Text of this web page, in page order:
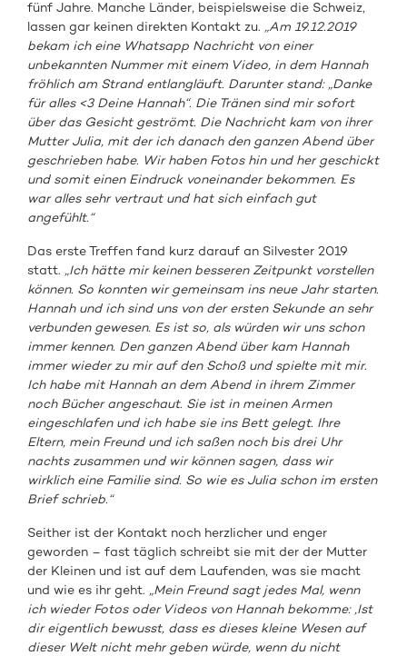
fünf Jahre. Manche Länder, beispielsweise die Schweiz,
lassen gar keinen direkten Kontakt zu. „Am 19.12.2019
bekam ich eine Whatsapp Nachricht von einer
unbekannten Nummer mit einem Video, in dem Hannah
fröhlich am Strand entlangläuft. Darunter stand: „Danke
für alles <3 Deine Hannah“. Die Tränen sind mir sofort
über das Gesicht geströmt. Die Nachricht kam von ihrer
Mutter Julia, mit der ich danach den ganzen Abend über
geschrieben habe. Wir haben Fotos hin und her geschickt
und somit einen Eindruck voneinander bekommen. Es
war alles sehr vertraut und hat sich einfach gut
angefühlt.“
Das erste Treffen fand kurz darauf an Silvester 2019
statt. „Ich hätte mir keinen besseren Zeitpunkt vorstellen
können. So konnten wir gemeinsam ins neue Jahr starten.
Hannah und ich sind uns von der ersten Sekunde an sehr
verbunden gewesen. Es ist so, als würden wir uns schon
immer kennen. Den ganzen Abend über kam Hannah
immer wieder zu mir auf den Schoß und spielte mit mir.
Ich habe mit Hannah an dem Abend in ihrem Zimmer
noch Bücher angeschaut. Sie ist in meinen Armen
eingeschlafen und ich habe sie ins Bett gelegt. Ihre
Eltern, mein Freund und ich saßen noch bis drei Uhr
nachts zusammen und wir können sagen, dass wir
wirklich eine Familie sind. So wie es Julia schon im ersten
Brief schrieb.“
Seither ist der Kontakt noch herzlicher und enger
geworden – fast täglich schreibt sie mit der der Mutter
der Kleinen und ist auf dem Laufenden, was sie macht
und wie es ihr geht. „Mein Freund sagt jedes Mal, wenn
ich wieder Fotos oder Videos von Hannah bekomme: ‚Ist
dir eigentlich bewusst, dass es dieses kleine Wesen auf
dieser Welt nicht mehr geben würde, wenn du nicht